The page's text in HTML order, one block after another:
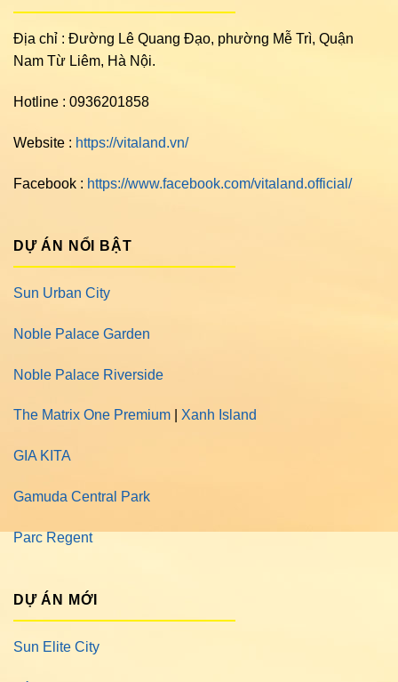
Địa chỉ : Đường Lê Quang Đạo, phường Mễ Trì, Quận
Nam Từ Liêm, Hà Nội.
Hotline : 0936201858
Website : https://vitaland.vn/
Facebook : https://www.facebook.com/vitaland.official/
DỰ ÁN NỔI BẬT
Sun Urban City
Noble Palace Garden
Noble Palace Riverside
The Matrix One Premium Xanh Island
GIA KITA
Gamuda Central Park
Parc Regent
DỰ ÁN MỚI
Sun Elite City